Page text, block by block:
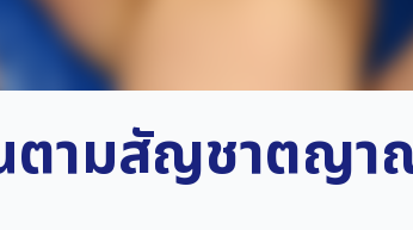
ตามสัญชาตญ